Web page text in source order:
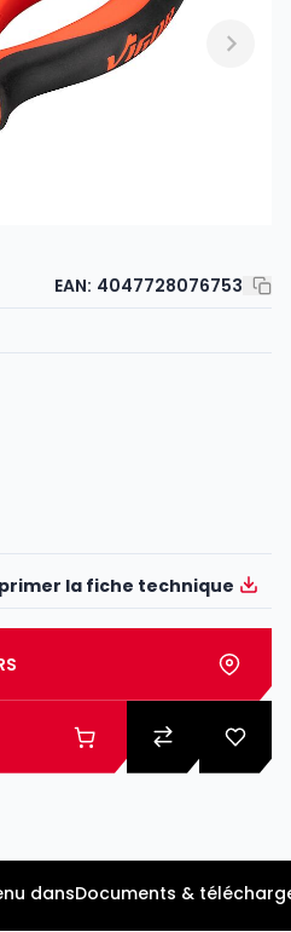
EAN: 4047728076753
la fiche technique
dansDocuments &